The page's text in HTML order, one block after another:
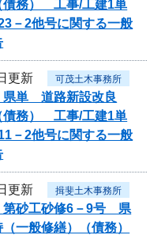
債務） 工事/工建1単
－2他号に関する一般
更新 可茂土木事務所
県単 道路新設改良
債務） 工事/工建1単
－2他号に関する一般
更新 揖斐土木事務所
第砂工砂修6－9号 県
一般修繕）（債務）